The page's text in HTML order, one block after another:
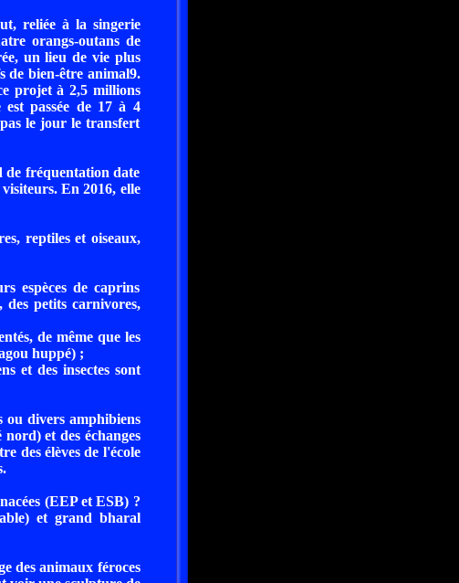
reliée à la singerie
orangs-outans de
un lieu de vie plus
de bien-être animal9.
projet à 2,5 millions
passée de 17 à 4
le jour le transfert
de fréquentation date
En 2016, elle
reptiles et oiseaux,
espèces de caprins
des petits carnivores,
de même que les
huppé) ;
et des insectes sont
ou divers amphibiens
et des échanges
des élèves de l'école
(EEP et ESB) ?
et grand bharal
des animaux féroces